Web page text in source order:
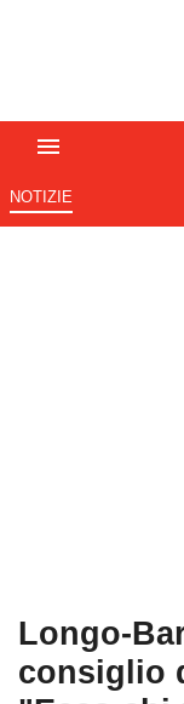
NOTIZIE
Longo-
consiglio